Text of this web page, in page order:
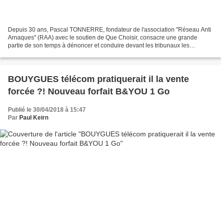
Depuis 30 ans, Pascal TONNERRE, fondateur de l'association "Réseau Anti
Arnaques" (RAA) avec le soutien de Que Choisir, consacre une grande
partie de son temps à dénoncer et conduire devant les tribunaux les
BOUYGUES télécom pratiquerait il la vente
forcée ?! Nouveau forfait B&YOU 1 Go
Publié le 30/04/2018 à 15:47
Par Paul Keirn